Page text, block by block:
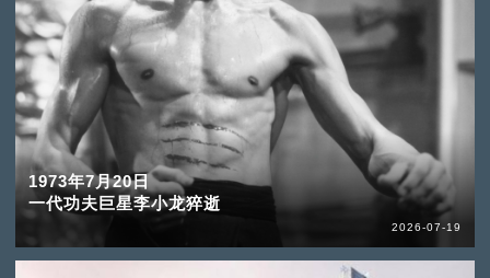
1973年7月20日
一代功夫巨星李小龙猝逝
2026-07-19